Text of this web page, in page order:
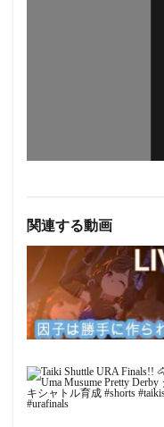
関連する動画